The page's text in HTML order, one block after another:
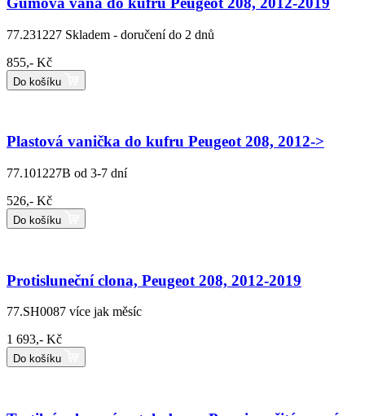
77.231227 Skladem - doručení do 2 dnů
855,- Kč
Do košíku
Plastová vanička do kufru Peugeot 208, 2012->
77.101227B od 3-7 dní
526,- Kč
Do košíku
Protisluneční clona, Peugeot 208, 2012-2019
77.SH0087 více jak měsíc
1 693,- Kč
Do košíku